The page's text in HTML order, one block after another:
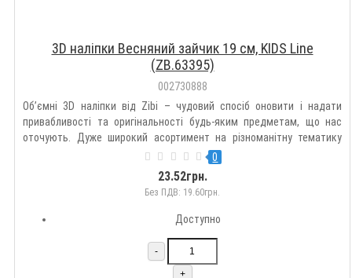
3D наліпки Весняний зайчик 19 см, KIDS Line
(ZB.63395)
002730888
Об’ємні 3D наліпки від Zibi – чудовий спосіб оновити і надати
привабливості та оригінальності будь-яким предметам, що нас
оточують. Дуже широкий асортимент на різноманітну тематику
дозволить підібрати такі наклейки кожному на свій смак.
Оздоблюйте гаджети, зошити, блокноти, щоденники, пенали,
0
23.52грн.
Без ПДВ: 19.60грн.
Доступно
-
+